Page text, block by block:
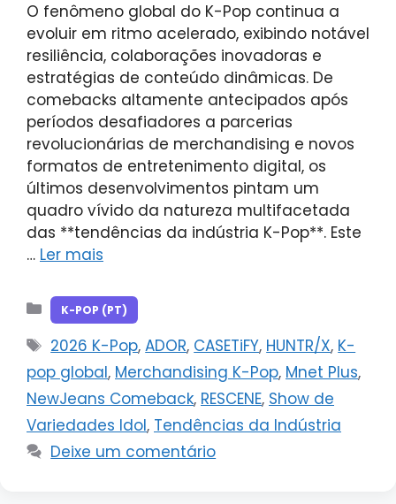
O fenômeno global do K-Pop continua a
evoluir em ritmo acelerado, exibindo notável
resiliência, colaborações inovadoras e
estratégias de conteúdo dinâmicas. De
comebacks altamente antecipados após
períodos desafiadores a parcerias
revolucionárias de merchandising e novos
formatos de entretenimento digital, os
últimos desenvolvimentos pintam um
quadro vívido da natureza multifacetada
das **tendências da indústria K-Pop**. Este
… Ler mais
Categorias
K-POP (PT)
Tags
2026 K-Pop,ADOR, CASETiFY, HUNTR/X, K-
pop global, Merchandising K-Pop, Mnet Plus,
NewJeans Comeback, RESCENE, Show de
Variedades Idol, Tendências da Indústria
Deixe um comentário